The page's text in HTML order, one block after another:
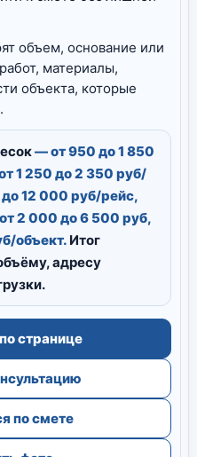
объем, основание или
материалы,
объекта, которые
— от 950 до 1 850
1 250 до 2 350 руб/
12 000 руб/рейс,
2 000 до 6 500 руб,
объект. Итог
адресу
странице
по смете